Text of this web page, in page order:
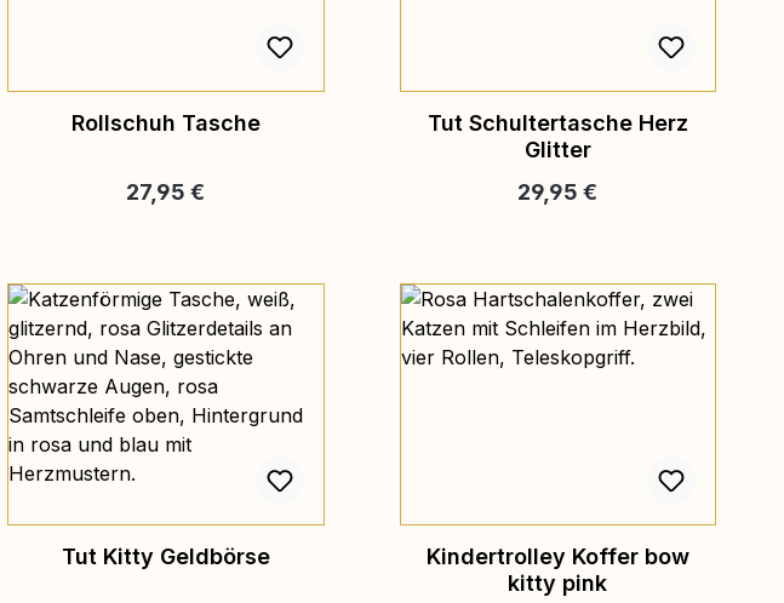
Rollschuh Tasche
Regulärer Preis:
27,95 €
Tut Schultertasche Herz
Glitter
Regulärer Preis:
29,95 €
Tut Kitty Geldbörse
Kindertrolley Koffer bow
kitty pink